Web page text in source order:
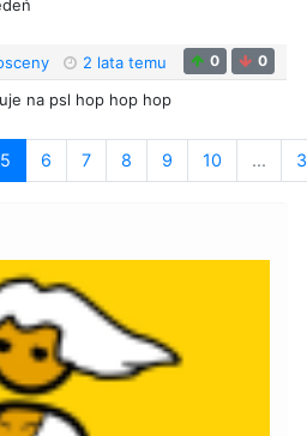
2 lata temu 0 0
na psl hop hop hop
5 6 7 8 9 10 ...